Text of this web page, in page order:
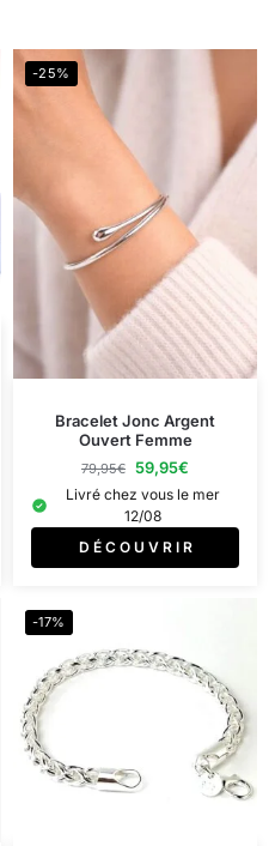
-25%
Bracelet Jonc Argent
Ouvert Femme
79,95€ 59,95€
Livré chez vous le mer
12/08
D É C O U V R I R
-17%